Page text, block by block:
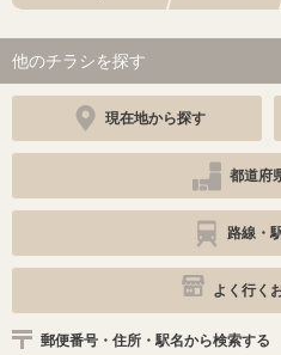
他のチラシを探す
現在地から探す
都道府
路線・
よく行く
郵便番号・住所・駅名から検索する